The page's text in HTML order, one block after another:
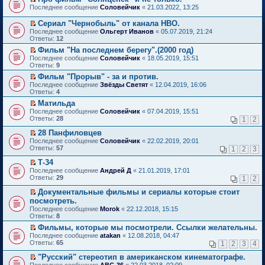
о
м
у
н
е
п
р
о
ч
и
т
а
н
н
о
м
у
с
о
о
б
е
н
и
ю
к
е
р
в
о
м
у
н
е
п
р
о
ч
и
т
а
н
н
о
м
у
с
о
о
щ
е
н
и
ю
П
р
е
й
т
и
п
е
р
в
о
м
у
н
е
п
р
о
ч
и
т
а
н
о
м
у
с
о
о
щ
е
н
Последнее сообщение Соловейчик « 21.03.2022, 13:25
П
е
р
е
й
т
и
к
п
е
р
в
о
м
у
н
е
п
р
ч
и
т
а
н
н
о
м
у
с
о
о
б
щ
Сериал "Чернобыль" от канала HBO.
Последнее сообщение Ольгерт Иванов « 05.07.2019, 21:24
Ответы: 12
П
е
р
е
й
т
и
к
п
е
р
в
о
м
у
н
е
п
р
о
ч
и
т
а
н
н
о
у
Фильм "На последнем берегу".(2000 год)
Последнее сообщение Соловейчик « 18.05.2019, 15:51
Ответы: 9
П
е
р
е
й
т
и
к
п
е
в
о
м
у
н
е
п
р
о
ч
и
т
а
н
Фильм "Прорыв" - за и против.
Последнее сообщение Звёзды Светят « 12.04.2019, 16:06
Ответы: 4
П
е
е
й
т
и
к
е
р
в
о
м
у
н
е
п
р
о
ч
Матильда
Последнее сообщение Соловейчик « 07.04.2019, 15:51
Ответы: 28 1 2
П
е
е
т
и
к
п
е
р
в
о
м
у
н
е
28 Панфиловцев
Последнее сообщение Соловейчик « 22.02.2019, 20:01
Ответы: 57 1 2 3
П
е
е
й
т
и
к
п
р
в
о
Т-34
Последнее сообщение Андрей Д « 21.01.2019, 17:01
Ответы: 29 1 2
П
е
р
е
й
т
и
п
Документальные фильмы и сериалы которые стоит
посмотреть.
Последнее сообщение Morok « 22.12.2018, 15:15
Ответы: 8
П
е
е
Фильмы, которые мы посмотрели. Ссылки желательны.
Последнее сообщение atakan « 12.08.2018, 04:47
Ответы: 65 1 2 3 4
П
"Русский" стереотип в американском кинематографе.